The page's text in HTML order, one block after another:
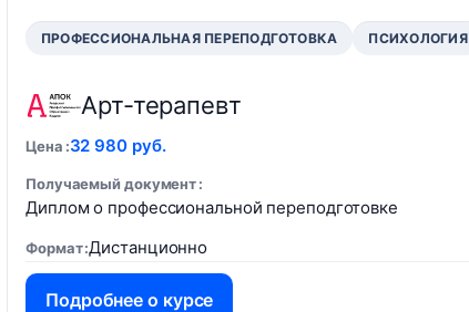
ПРОФЕССИОНАЛЬНАЯ ПЕРЕПОДГОТОВКА ПСИХОЛОГИЯ
Арт-терапевт
Цена 32 980 руб.
Получаемый документ
Диплом о профессиональной переподготовке
Формат Дистанционно
Подробнее о курсе